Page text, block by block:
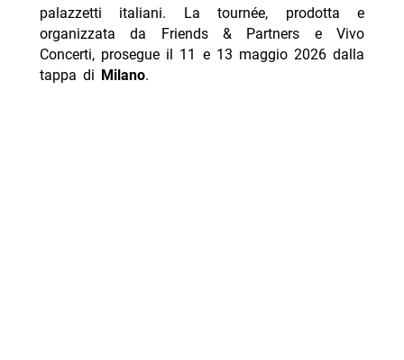
palazzetti italiani. La tournée, prodotta e
organizzata da Friends & Partners e Vivo
Concerti, prosegue il 11 e 13 maggio 2026 dalla
tappa di Milano.